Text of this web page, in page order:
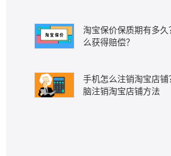
淘宝保价保质期有多久
么获得赔偿？
手机怎么注销淘宝店铺
脑注销淘宝店铺方法